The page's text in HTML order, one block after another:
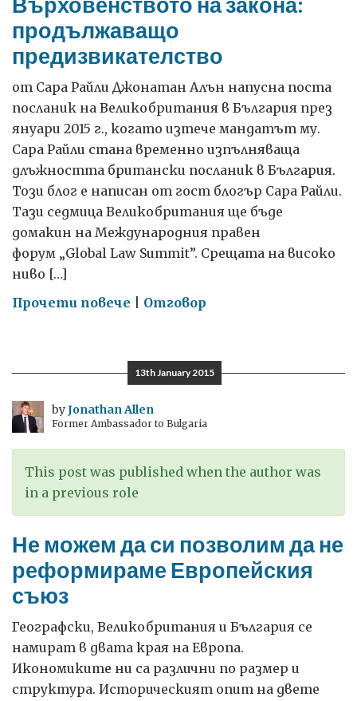
продължаващо
предизвикателство
от Сара Райли Джонатан Алън напусна поста
посланик на Великобритания в България през
януари 2015 г., когато изтече мандатът му.
Сара Райли стана временно изпълняваща
длъжността британски посланик в България.
Този блог е написан от гост блогър Сара Райли.
Тази седмица Великобритания ще бъде
домакин на Международния правен
форум „Global Law Summit”. Срещата на високо
ниво […]
Прочети повече on
закона:
продължаващо
предизвикателство
Отговор
13th January 2015
byJonathan Allen
Former Ambassador to Bulgaria
This post was published when the author was
in a previous role
Не можем да си позволим да не
реформираме Европейския
съюз
Географски, Великобритания и България се
намират в двата края на Европа.
Икономиките ни са различни по размер и
структура. Историческият опит на двете